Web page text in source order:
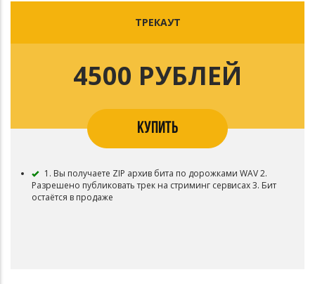
ТРЕКАУТ
4500 РУБЛЕЙ
КУПИТЬ
1. Вы получаете ZIP архив бита по дорожками WAV 2.
Разрешено публиковать трек на стриминг сервисах 3. Бит
остаётся в продаже